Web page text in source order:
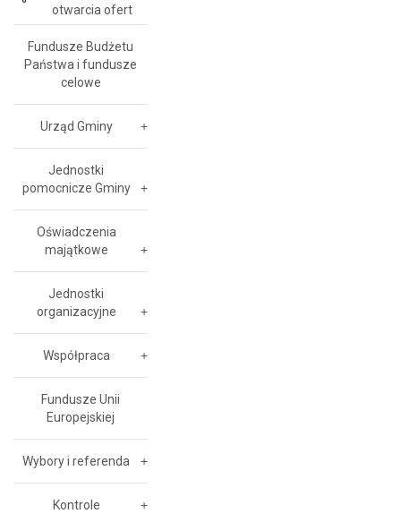
otwarcia ofert
Fundusze Budżetu
Państwa i fundusze
celowe
Urząd Gminy
Jednostki
pomocnicze Gminy
Oświadczenia
majątkowe
Jednostki
organizacyjne
Współpraca
Fundusze Unii
Europejskiej
Wybory i referenda
Kontrole